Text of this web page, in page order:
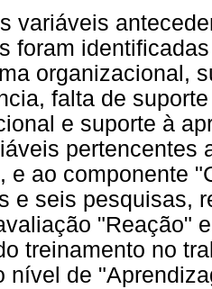
variáveis
foram
organizacional,
falta de
e suporte à
pertencentes
e ao componente
e seis pesquisas,
"Reação"
treinamento no
nível de